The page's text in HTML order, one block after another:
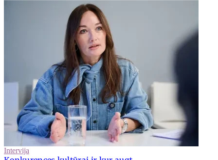
Intervija